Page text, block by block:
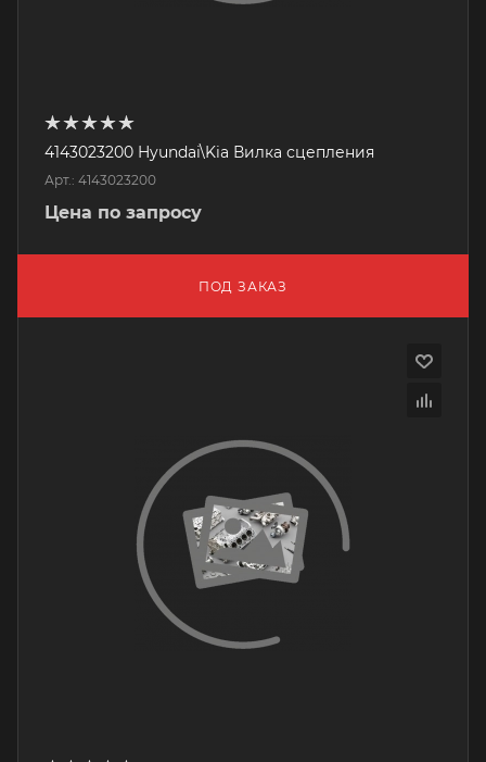
4143023200 Hyundai\Kia Вилка сцепления
Арт.: 4143023200
Цена по запросу
ПОД ЗАКАЗ